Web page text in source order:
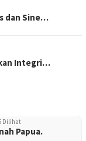
dan Sine…
Integri…
Dilihat
Papua.